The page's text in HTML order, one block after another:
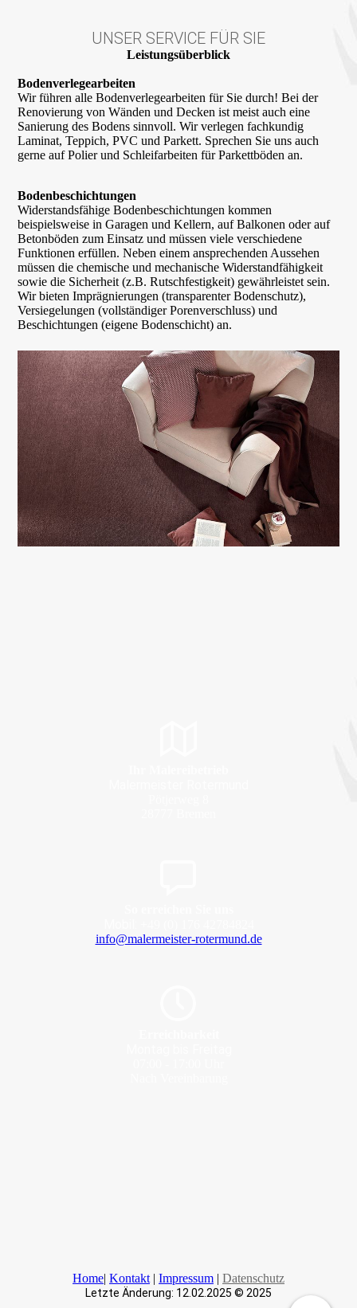
UNSER SERVICE FÜR SIE
Leistungsüberblick
Bodenverlegearbeiten
Wir führen alle Bodenverlegearbeiten für Sie durch! Bei der
Renovierung von Wänden und Decken ist meist auch eine
Sanierung des Bodens sinnvoll. Wir verlegen fachkundig
Laminat, Teppich, PVC und Parkett. Sprechen Sie uns auch
gerne auf Polier und Schleifarbeiten für Parkettböden an.
Bodenbeschichtungen
Widerstandsfähige Bodenbeschichtungen kommen
beispielsweise in Garagen und Kellern, auf Balkonen oder auf
Betonböden zum Einsatz und müssen viele verschiedene
Funktionen erfüllen. Neben einem ansprechenden Aussehen
müssen die chemische und mechanische Widerstand­fähigkeit
sowie die Sicherheit (z.B. Rutschfestigkeit) gewährleistet sein.
Wir bieten Impräg­nie­rungen (transparenter Bodenschutz),
Versiegelungen (vollständiger Porenverschluss) und
Beschichtungen (eigene Bodenschicht) an.
info@malermeister-rotermund.de
Home| Kontakt | Impressum | Datenschutz
Letzte Änderung: 12.02.2025 © 2025